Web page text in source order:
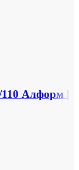
Алформ |